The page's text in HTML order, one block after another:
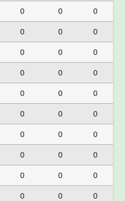
0 0
0
0 0
0
0 0
0
0 0
0
0 0
0
0 0
0
0 0
0
0 0
0
0 0
0
0 0 0